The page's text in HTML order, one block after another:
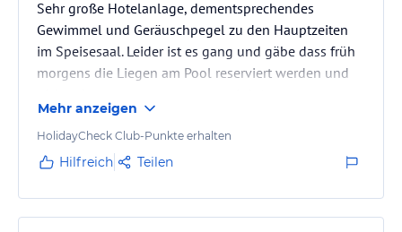
zentralgesteuerte Klimaanlage/Heizung (je nach Saison),
Deckenventilator, Minibar auf Anfrage, Sat-TV, elektronischer
Mietsafe, Balkon oder Terrasse. größtenteils mit direktem oder
seitlichem Meerblick
··· Doppelzimmer: 2 Betten 110x200 oder 1 Bett 180x200 cm,
einige mit Sofa oder Schlafsofa
··· Juniorsuiten: 2 Betten 110x200 cm, integrierter Salon mit Sofa,
Sehr große Hotelanlage, dementsprechendes
Gewimmel und Geräuschpegel zu den Hauptzeiten
im Speisesaal. Leider ist es gang und gäbe dass früh
morgens die Liegen am Pool reserviert werden und
Zimmer und Hotelanlage sehr sauber, Personal
ausgesprochen freundlich und hilfsbereit.
Mehr anzeigen
HolidayCheck Club-Punkte erhalten
Hilfreich Teilen